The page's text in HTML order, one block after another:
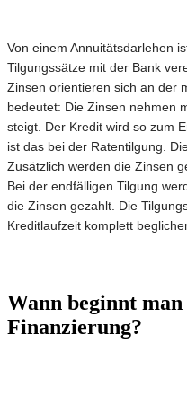
Von einem Annuitätsdarlehen
Tilgungssätze mit der Bank
Zinsen orientieren sich an der
bedeutet: Die Zinsen nehmen
steigt. Der Kredit wird so zum
ist das bei der Ratentilgung.
Zusätzlich werden die Zinsen
Bei der endfälligen Tilgung
die Zinsen gezahlt. Die
Kreditlaufzeit komplett
Wann beginnt
Finanzierung?